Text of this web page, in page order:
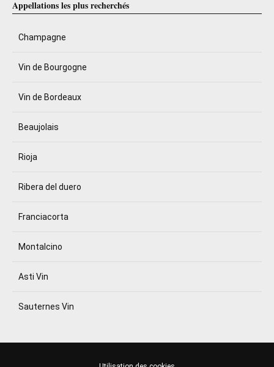
Appellations les plus recherchés
Champagne
Vin de Bourgogne
Vin de Bordeaux
Beaujolais
Rioja
Ribera del duero
Franciacorta
Montalcino
Asti Vin
Sauternes Vin